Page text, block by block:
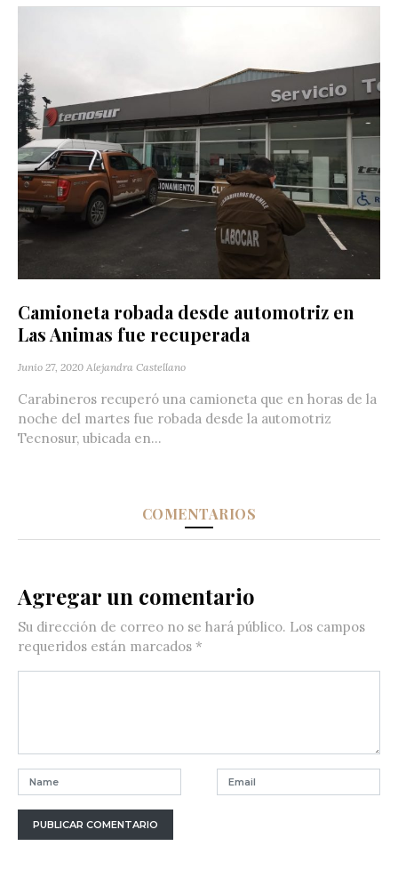
Camioneta robada desde automotriz en
Las Animas fue recuperada
Junio 27, 2020 Alejandra Castellano
Carabineros recuperó una camioneta que en horas de la
noche del martes fue robada desde la automotriz
Tecnosur, ubicada en...
COMENTARIOS
Agregar un comentario
Su dirección de correo no se hará público. Los campos
requeridos están marcados *